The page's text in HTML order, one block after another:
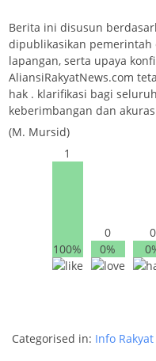
Berita ini disusun
dipublikasikan
lapangan, serta upaya
AliansiRakyatNews.com
hak . klarifikasi bagi
keberimbangan dan
(M. Mursid)
1
100%
0
0%
0
Categorised in: Info Rakyat